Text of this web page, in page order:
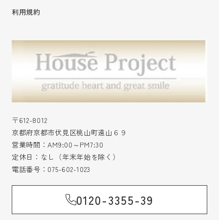
利用規約
〒612-8012
京都府京都市伏見区桃山町遠山６９
営業時間：AM9:00～PM7:30
定休日：なし（年末年始を除く）
電話番号： 075-602-1023
0120-3355-39